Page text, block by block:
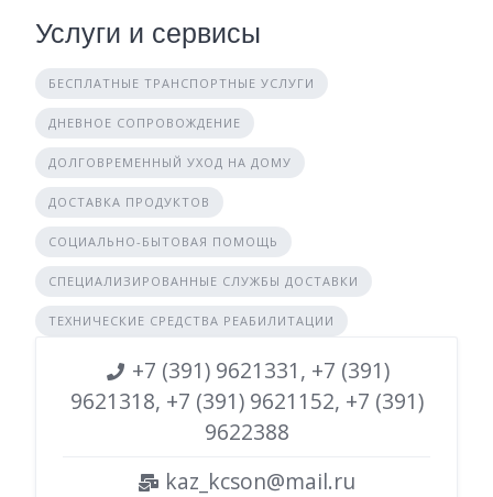
Услуги и сервисы
БЕСПЛАТНЫЕ ТРАНСПОРТНЫЕ УСЛУГИ
ДНЕВНОЕ СОПРОВОЖДЕНИЕ
ДОЛГОВРЕМЕННЫЙ УХОД НА ДОМУ
ДОСТАВКА ПРОДУКТОВ
СОЦИАЛЬНО-БЫТОВАЯ ПОМОЩЬ
СПЕЦИАЛИЗИРОВАННЫЕ СЛУЖБЫ ДОСТАВКИ
ТЕХНИЧЕСКИЕ СРЕДСТВА РЕАБИЛИТАЦИИ
+7 (391) 9621331, +7 (391)
9621318, +7 (391) 9621152, +7 (391)
9622388
kaz_kcson@mail.ru